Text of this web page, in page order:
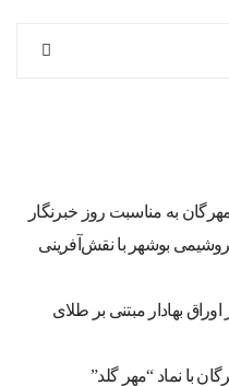
به مناسبت روز خبرنگار
تومانی پتروشیمی بوشهر با نقش‌آفرینی
بهادار مبتنی بر طلای
با نماد “مهر گلد”